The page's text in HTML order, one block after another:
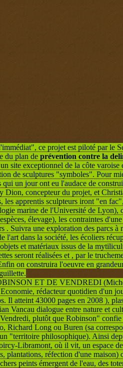
ce projet est piloté par le
du plan de prévention contre la
site exceptionnel de la côte
de sculptures "symboles". Pour
un jour ont eu l'audace de
Dion, concepteur du projet, et
les apprentis sculpteurs iront "en
marine de l'Université de Lyon),
élevage), les contraintes
. Suivra une exploration des parcs à
l'art dans la société, les écoliers
et matériaux issus de la
seront réalisées et , par le
on construira l'oeuvre en
ET DE VENDREDI
rédacteur quotidien d'un
Il atteint 43000 pages en 2008 ),
Vancau dialogue entre nature et
plutôt que Robinson"
Richard Long ou Buren (sa
"territoire philosophique). Ainsi
Libramont, où il vit, un espace
plantations, réfection d'une maison)
peints émergent de l'eau, des